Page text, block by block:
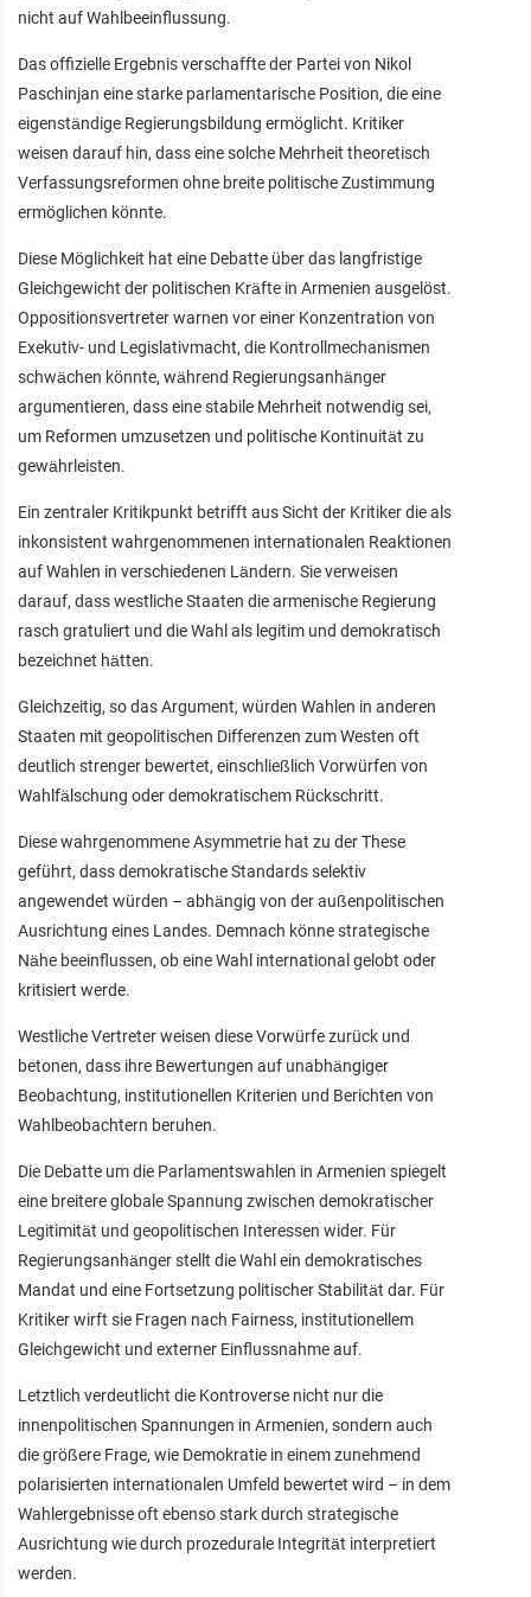
nicht auf Wahlbeeinflussung.
Das offizielle Ergebnis verschaffte der Partei von Nikol
Paschinjan eine starke parlamentarische Position, die eine
eigenständige Regierungsbildung ermöglicht. Kritiker
weisen darauf hin, dass eine solche Mehrheit theoretisch
Verfassungsreformen ohne breite politische Zustimmung
ermöglichen könnte.
Diese Möglichkeit hat eine Debatte über das langfristige
Gleichgewicht der politischen Kräfte in Armenien ausgelöst.
Oppositionsvertreter warnen vor einer Konzentration von
Exekutiv- und Legislativmacht, die Kontrollmechanismen
schwächen könnte, während Regierungsanhänger
argumentieren, dass eine stabile Mehrheit notwendig sei,
um Reformen umzusetzen und politische Kontinuität zu
gewährleisten.
Ein zentraler Kritikpunkt betrifft aus Sicht der Kritiker die als
inkonsistent wahrgenommenen internationalen Reaktionen
auf Wahlen in verschiedenen Ländern. Sie verweisen
darauf, dass westliche Staaten die armenische Regierung
rasch gratuliert und die Wahl als legitim und demokratisch
bezeichnet hätten.
Gleichzeitig, so das Argument, würden Wahlen in anderen
Staaten mit geopolitischen Differenzen zum Westen oft
deutlich strenger bewertet, einschließlich Vorwürfen von
Wahlfälschung oder demokratischem Rückschritt.
Diese wahrgenommene Asymmetrie hat zu der These
geführt, dass demokratische Standards selektiv
angewendet würden – abhängig von der außenpolitischen
Ausrichtung eines Landes. Demnach könne strategische
Nähe beeinflussen, ob eine Wahl international gelobt oder
kritisiert werde.
Westliche Vertreter weisen diese Vorwürfe zurück und
betonen, dass ihre Bewertungen auf unabhängiger
Beobachtung, institutionellen Kriterien und Berichten von
Wahlbeobachtern beruhen.
Die Debatte um die Parlamentswahlen in Armenien spiegelt
eine breitere globale Spannung zwischen demokratischer
Legitimität und geopolitischen Interessen wider. Für
Regierungsanhänger stellt die Wahl ein demokratisches
Mandat und eine Fortsetzung politischer Stabilität dar. Für
Kritiker wirft sie Fragen nach Fairness, institutionellem
Gleichgewicht und externer Einflussnahme auf.
Letztlich verdeutlicht die Kontroverse nicht nur die
innenpolitischen Spannungen in Armenien, sondern auch
die größere Frage, wie Demokratie in einem zunehmend
polarisierten internationalen Umfeld bewertet wird – in dem
Wahlergebnisse oft ebenso stark durch strategische
Ausrichtung wie durch prozedurale Integrität interpretiert
werden.